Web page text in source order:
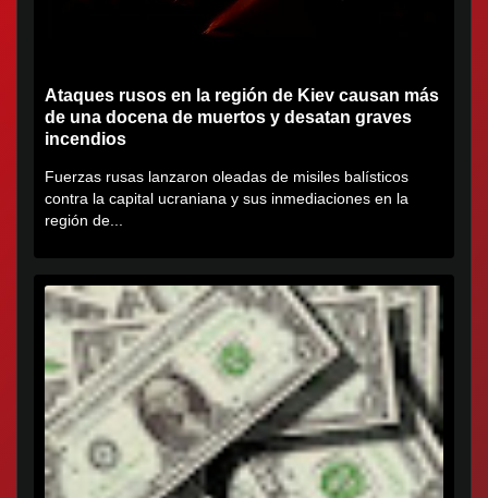
Ataques rusos en la región de Kiev causan más
de una docena de muertos y desatan graves
incendios
Fuerzas rusas lanzaron oleadas de misiles balísticos
contra la capital ucraniana y sus inmediaciones en la
región de...